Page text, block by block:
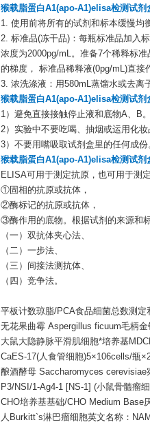
猴载脂蛋白A1(apo-A1)elisa检测试剂
1. 使用前将所有的试剂和标本缓慢均
2. 标准品(冻干品)：每瓶标准品加入
浓度为2000pg/mL。准备7个稀释标
的梯度， 标准品稀释液(0pg/mL)直
3. 浓洗涤液：用580mL蒸馏水或去离
猴载脂蛋白A1(apo-A1)elisa检测试剂
1）避免直接接触停止液和底物A、B
2）实验中不要吃喝、抽烟或运用化妆
3）不要用嘴吸取试剂盒里的任何成份
猴载脂蛋白A1(apo-A1)elisa检测试剂
ELISA可用于测定抗原，也可用于测
①固相的抗原或抗体，
②酶标记的抗原或抗体，
③酶作用的底物。根据试剂的来源和
（一）双抗体夹心法、
（二）一步法、
（三）间接法测抗体、
（四）竞争法。
平板计数琼脂/PCA食品细菌总数测
无花果曲霉 Aspergillus ficuum毛柄
大鼠大隐静脉平滑肌细胞*培养基
CaES-17(人食管细胞)5×106cells/瓶
酿酒酵母 Saccharomyces
P3/NSI/1-Ag4-1 [NS-1] (小鼠骨髓瘤
CHO培养基基础/CHO Medium Base
人Burkitt`s淋巴瘤细胞英文名称：